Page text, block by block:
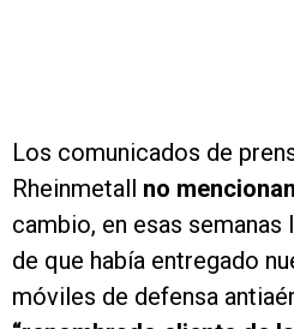
Los comunicados de
Rheinmetall no
cambio, en esas
de que había entregado
móviles de defensa